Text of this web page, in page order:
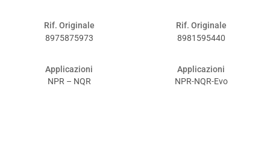
Rif. Originale
8975875973
Applicazioni
NPR – NQR
Rif. Originale
8981595440
Applicazioni
NPR-NQR-Evo